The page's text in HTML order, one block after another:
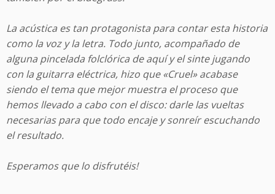
La acústica es tan protagonista para contar esta historia
como la voz y la letra. Todo junto, acompañado de
alguna pincelada folclórica de aquí y el sinte jugando
con la guitarra eléctrica, hizo que «Cruel» acabase
siendo el tema que mejor muestra el proceso que
hemos llevado a cabo con el disco: darle las vueltas
necesarias para que todo encaje y sonreír escuchando
el resultado.
Esperamos que lo disfrutéis!